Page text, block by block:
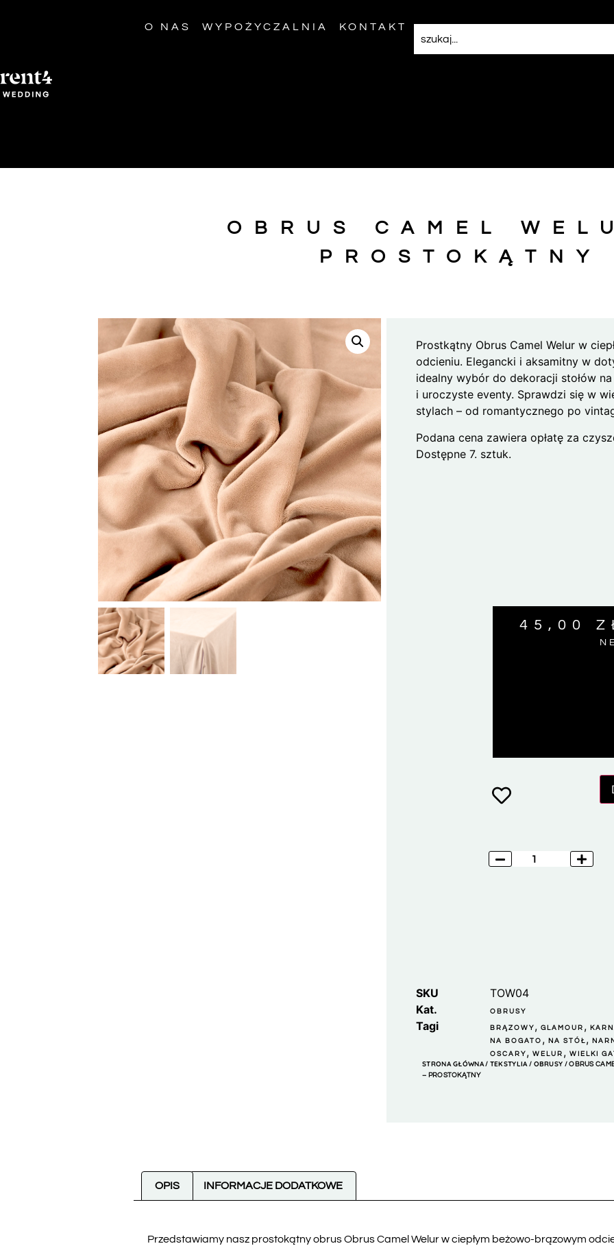
O NAS WYPOŻYCZALNIA KONTAKT
OBRUS CAMEL
PROSTOKĄTNY
Prostkątny Obrus Camel Welur w
odcieniu. Elegancki i aksamitny w
idealny wybór do dekoracji stołów na
i uroczyste eventy. Sprawdzi się w
stylach – od romantycznego po
Podana cena zawiera opłatę za
Dostępne 7. sztuk.
45,00
SKU
TOW04
Kat.
OBRUSY
Tagi BRĄZOWY ,GLAMOUR ,
NA BOGATO ,NA STÓŁ ,
OSCARY ,WELUR ,WIELKI
STRONA GŁÓWNA/ TEKSTYLIA/ OBRUSY / OBRUS
– PROSTOKĄTNY
OPIS INFORMACJE DODATKOWE
Przedstawiamy nasz prostokątny obrus Obrus Camel Welur w ciepłym beżowo-brązowym